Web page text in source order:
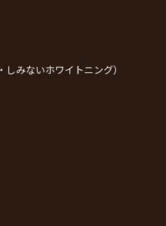
みないホワイトニング）